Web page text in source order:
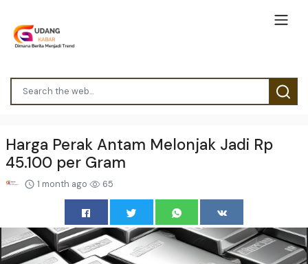
Harga Perak Antam Melonjak Jadi Rp
45.100 per Gram
1 month ago 65